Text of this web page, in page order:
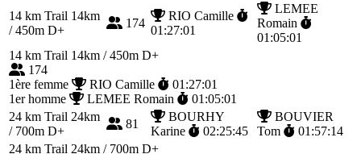
14 km Trail 14km
/ 450m D+
174
RIO Camille
01:27:01
LEMEE
Romain
01:05:01
14 km Trail 14km / 450m D+
174
1ère femme
RIO Camille
01:27:01
1er homme
LEMEE Romain
01:05:01
24 km Trail 24km
/ 700m D+
81
BOURHY
Karine
02:25:45
BOUVIER
Tom
01:57:14
24 km Trail 24km / 700m D+